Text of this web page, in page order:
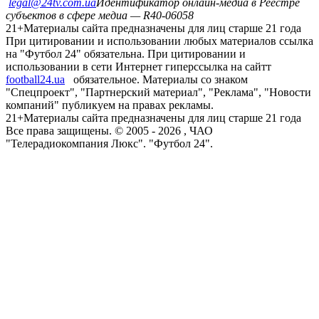
legal@24tv.com.uaИдентификатор онлайн-медиа в Реестре
субъектов в сфере медиа — R40-06058
21+Материалы сайта предназначены для лиц старше 21 года
При цитировании и использовании любых материалов ссылка
на "Футбол 24" обязательна. При цитировании и
использовании в сети Интернет гиперссылка на сайтт
football24.ua
обязательное. Материалы со знаком
"Спецпроект", "Партнерский материал", "Реклама", "Новости
компаний" публикуем на правах рекламы.
21+Материалы сайта предназначены для лиц старше 21 года
Все права защищены. © 2005 - 2026 , ЧАО
"Телерадиокомпания Люкс". "Футбол 24".